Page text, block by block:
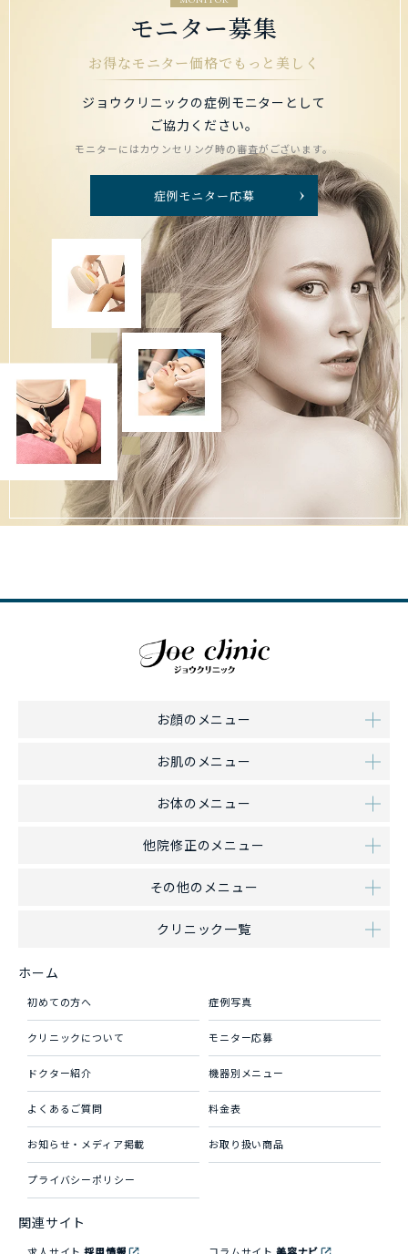
モニター募集
お得なモニター価格でもっと美しく
ジョウクリニックの症例モニターとして
ご協力ください。
モニターにはカウンセリング時の審査がございます。
症例モニター応募
お顔のメニュー
お肌のメニュー
お体のメニュー
他院修正のメニュー
その他のメニュー
クリニック一覧
ホーム
初めての方へ 症例写真
クリニックについて モニター応募
ドクター紹介 機器別メニュー
よくあるご質問 料金表
お知らせ・メディア掲載 お取り扱い商品
プライバシーポリシー
関連サイト